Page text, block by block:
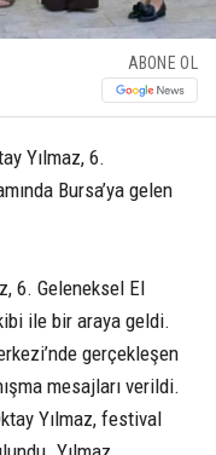
ABONE OL
Yılmaz, 6.
Bursa’ya gelen
6. Geleneksel El
ile bir araya geldi.
gerçekleşen
mesajları verildi.
Yılmaz, festival